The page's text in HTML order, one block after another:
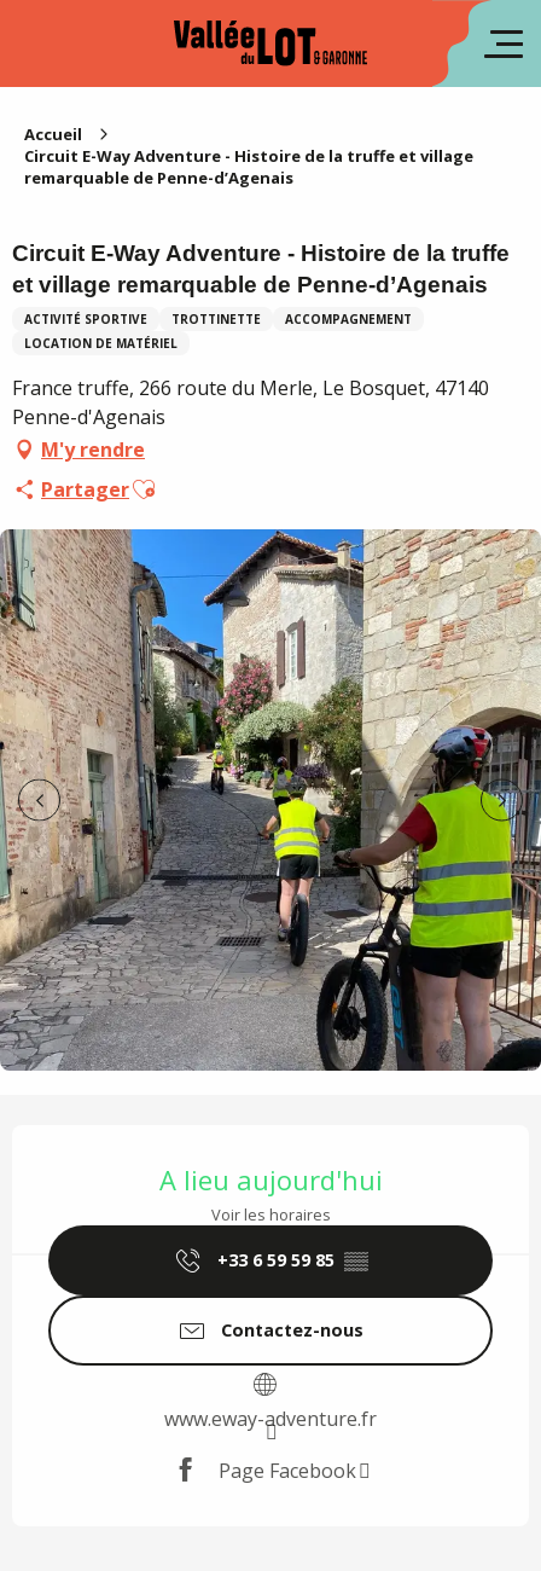
Accueil
Circuit E-Way Adventure - Histoire de la truffe et village
remarquable de Penne-d’Agenais
Circuit E-Way Adventure - Histoire de la truffe
et village remarquable de Penne-d’Agenais
ACTIVITÉ SPORTIVE TROTTINETTE
ACCOMPAGNEMENT
LOCATION DE MATÉRIEL
France truffe, 266 route du Merle, Le Bosquet, 47140
Penne-d'Agenais
M'y rendre
PartagerAjouter aux favoris
A lieu aujourd'hui
Voir les horaires
+33 6 59 59 85 ▒▒
Contactez-nous
www.eway-adventure.fr
Page Facebook